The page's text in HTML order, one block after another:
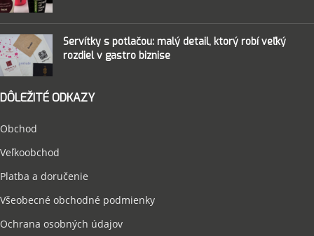
Servítky s potlačou: malý detail, ktorý robí veľký
rozdiel v gastro biznise
DÔLEŽITÉ ODKAZY
Obchod
Veľkoobchod
Platba a doručenie
Všeobecné obchodné podmienky
Ochrana osobných údajov